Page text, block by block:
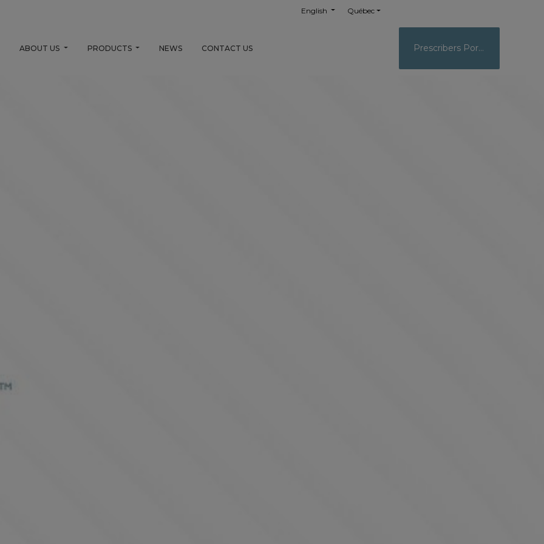
English Québec
ABOUT US PRODUCTS NEWS CONTACT US Prescribers Portal